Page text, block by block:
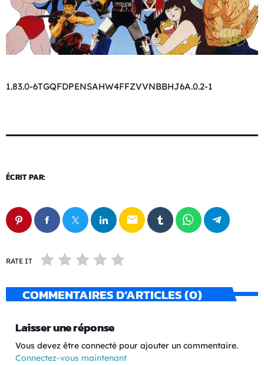
1.83.0-6TGQFDPENSAHW4FFZVVNBBHJ6A.0.2-1
ÉCRIT PAR:
email
RATE IT
COMMENTAIRES D’ARTICLES (0)
Laisser une réponse
Vous devez être connecté pour ajouter un commentaire.
Connectez-vous maintenant